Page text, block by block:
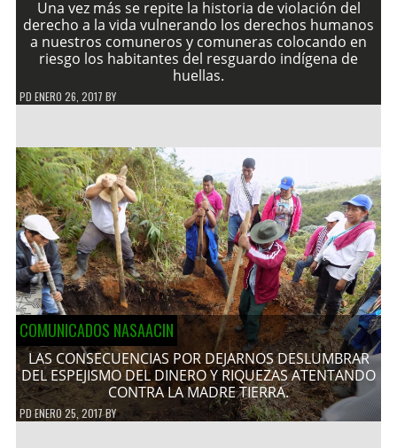
Una vez más se repite la historia de violación del
derecho a la vida vulnerando los derechos humanos
a nuestros comuneros y comuneras colocando en
riesgo los habitantes del resguardo indígena de
huellas.
PD ENERO 26, 2017 BY
COMUNICADOS NASAACIN
LAS CONSECUENCIAS POR DEJARNOS DESLUMBRAR
DEL ESPEJISMO DEL DINERO Y RIQUEZAS ATENTANDO
CONTRA LA MADRE TIERRA.
PDENERO 25, 2017BY